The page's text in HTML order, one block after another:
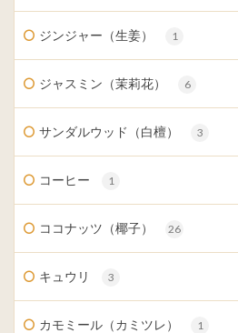
ジンジャー（生姜） 1
ジャスミン（茉莉花） 6
サンダルウッド（白檀） 3
コーヒー 1
ココナッツ（椰子） 26
キュウリ 3
カモミール（カミツレ） 1